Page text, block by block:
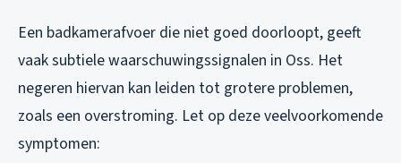
Een badkamerafvoer die niet goed doorloopt, geeft
vaak subtiele waarschuwingssignalen in Oss. Het
negeren hiervan kan leiden tot grotere problemen,
zoals een overstroming. Let op deze veelvoorkomende
symptomen: